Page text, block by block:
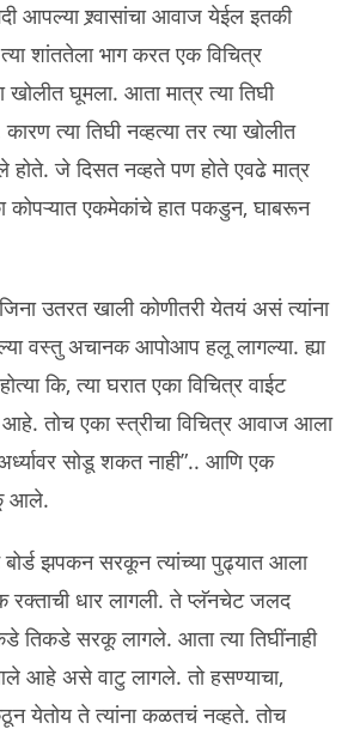
आपल्या श्र्वासांचा आवाज येईल इतकी
शांततेला भाग करत एक विचित्र
खोलीत घूमला. आता मात्र त्या तिघी
त्या तिघी नव्हत्या तर त्या खोलीत
जे दिसत नव्हते पण होते एवढे मात्र
कोपऱ्यात एकमेकांचे हात पकडुन, घाबरून
उतरत खाली कोणीतरी येतयं असं त्यांना
वस्तु अचानक आपोआप हलू लागल्या. ह्या
कि, त्या घरात एका विचित्र वाईट
तोच एका स्त्रीचा विचित्र आवाज आला
सोडू शकत नाही”.. आणि एक
आले.
बोर्ड झपकन सरकून त्यांच्या पुढ्यात आला
रक्ताची धार लागली. ते प्लॅनचेट जलद
तिकडे सरकू लागले. आता त्या तिघींनाही
असे वाटु लागले. तो हसण्याचा,
येतोय ते त्यांना कळतचं नव्हते. तोच